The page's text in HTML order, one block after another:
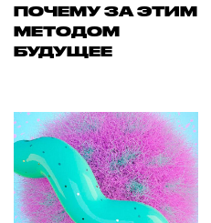
ПОЧЕМУ ЗА ЭТИМ
МЕТОДОМ
БУДУЩЕЕ